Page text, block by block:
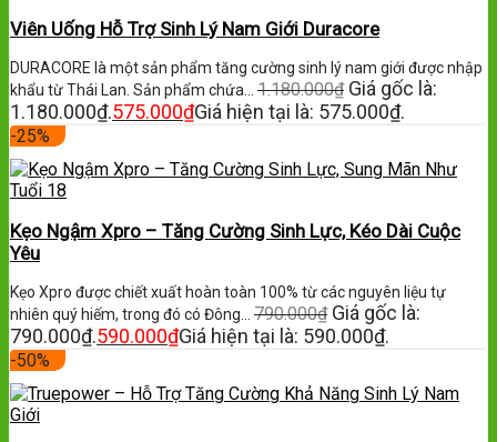
Viên Uống Hỗ Trợ Sinh Lý Nam Giới Duracore
DURACORE là một sản phẩm tăng cường sinh lý nam giới được nhập
khẩu từ Thái Lan. Sản phẩm chứa… 1.180.000₫ Giá gốc là:
1.180.000₫.575.000₫Giá hiện tại là: 575.000₫.
-25%
Kẹo Ngậm Xpro – Tăng Cường Sinh Lực, Kéo Dài Cuộc
Yêu
Kẹo Xpro được chiết xuất hoàn toàn 100% từ các nguyên liệu tự
nhiên quý hiếm, trong đó có Đông… 790.000₫ Giá gốc là:
790.000₫.590.000₫Giá hiện tại là: 590.000₫.
-50%